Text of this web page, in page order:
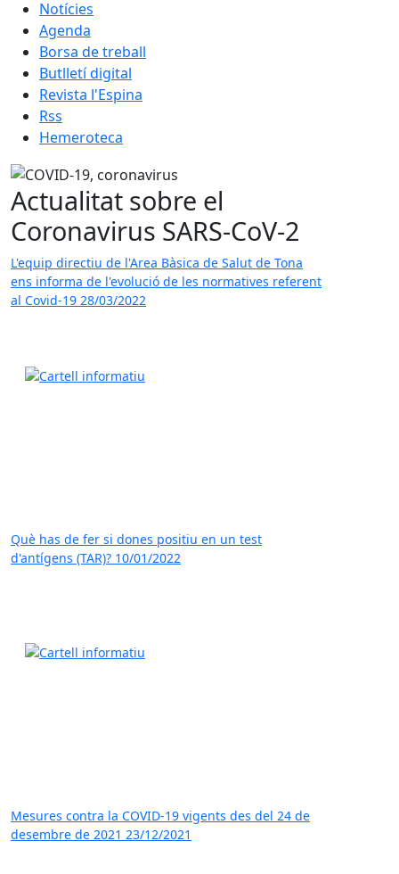
Notícies
Agenda
Borsa de treball
Butlletí digital
Revista l'Espina
Rss
Hemeroteca
Actualitat sobre el
Coronavirus SARS-CoV-2
L'equip directiu de l'Area Bàsica de Salut de Tona
ens informa de l'evolució de les normatives referent
al Covid-19 28/03/2022
Què has de fer si dones positiu en un test
d'antígens (TAR)? 10/01/2022
Mesures contra la COVID-19 vigents des del 24 de
desembre de 2021 23/12/2021